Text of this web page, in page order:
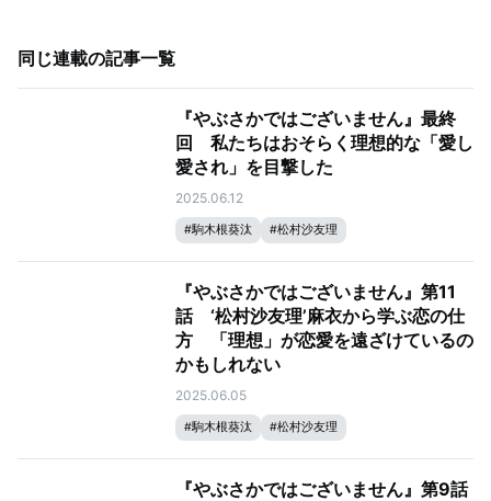
同じ連載の記事一覧
『やぶさかではございません』最終
回 私たちはおそらく理想的な「愛し
愛され」を目撃した
2025.06.12
#駒木根葵汰 #松村沙友理
『やぶさかではございません』第11
話 ‘松村沙友理’麻衣から学ぶ恋の仕
方 「理想」が恋愛を遠ざけているの
かもしれない
2025.06.05
#駒木根葵汰 #松村沙友理
『やぶさかではございません』第9話